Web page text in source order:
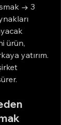
→ 3
ürün,
yatırım.